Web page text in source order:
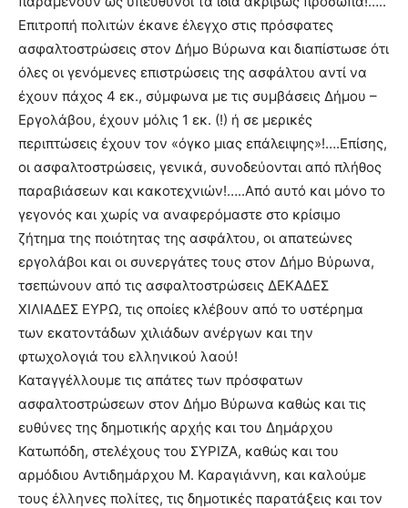
Επιτροπή πολιτών έκανε έλεγχο στις πρόσφατες
ασφαλτοστρώσεις στον Δήμο Βύρωνα και διαπίστωσε ότι
όλες οι γενόμενες επιστρώσεις της ασφάλτου αντί να
έχουν πάχος 4 εκ., σύμφωνα με τις συμβάσεις Δήμου –
Εργολάβου, έχουν μόλις 1 εκ. (!) ή σε μερικές
περιπτώσεις έχουν τον «όγκο μιας επάλειψης»!….Επίσης,
οι ασφαλτοστρώσεις, γενικά, συνοδεύονται από πλήθος
παραβιάσεων και κακοτεχνιών!…..Από αυτό και μόνο το
γεγονός και χωρίς να αναφερόμαστε στο κρίσιμο
ζήτημα της ποιότητας της ασφάλτου, οι απατεώνες
εργολάβοι και οι συνεργάτες τους στον Δήμο Βύρωνα,
τσεπώνουν από τις ασφαλτοστρώσεις ΔΕΚΑΔΕΣ
ΧΙΛΙΑΔΕΣ ΕΥΡΩ, τις οποίες κλέβουν από το υστέρημα
των εκατοντάδων χιλιάδων ανέργων και την
φτωχολογιά του ελληνικού λαού!
Καταγγέλλουμε τις απάτες των πρόσφατων
ασφαλτοστρώσεων στον Δήμο Βύρωνα καθώς και τις
ευθύνες της δημοτικής αρχής και του Δημάρχου
Κατωπόδη, στελέχους του ΣΥΡΙΖΑ, καθώς και του
αρμόδιου Αντιδημάρχου Μ. Καραγιάννη, και καλούμε
τους έλληνες πολίτες, τις δημοτικές παρατάξεις και τον